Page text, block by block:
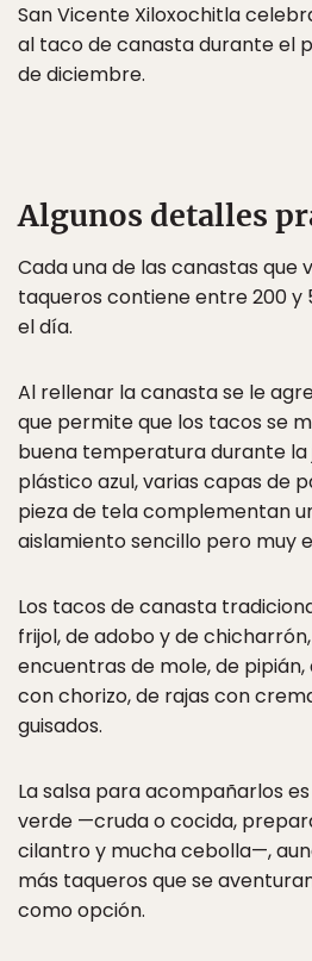
San Vicente Xiloxochitla
al taco de canasta durante el
de diciembre.
Algunos detalles
Cada una de las canastas que
taqueros contiene entre 200
el día.
Al rellenar la canasta se le
que permite que los tacos se
buena temperatura durante
plástico azul, varias capas de
pieza de tela complementan
aislamiento sencillo pero muy
Los tacos de canasta
frijol, de adobo y de
encuentras de mole, de
con chorizo, de rajas con
guisados.
La salsa para acompañarlos
verde —cruda o cocida,
cilantro y mucha cebolla—,
más taqueros que se
como opción.